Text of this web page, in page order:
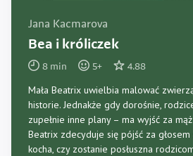
Jana Kacmarova
Bea i króliczek
8 min 5+ 4.88
Mała Beatrix uwielbia malować
historie. Jednakże gdy dorośnie,
zupełnie inne plany – ma wyjść za
Beatrix zdecyduje się pójść za
kocha, czy zostanie posłuszna